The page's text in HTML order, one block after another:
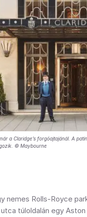
a Claridge’s forgóajtajánál. A
© Maybourne
nemes Rolls-Royce
túloldalán egy